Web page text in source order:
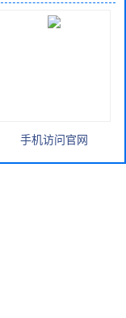
手机访问官网